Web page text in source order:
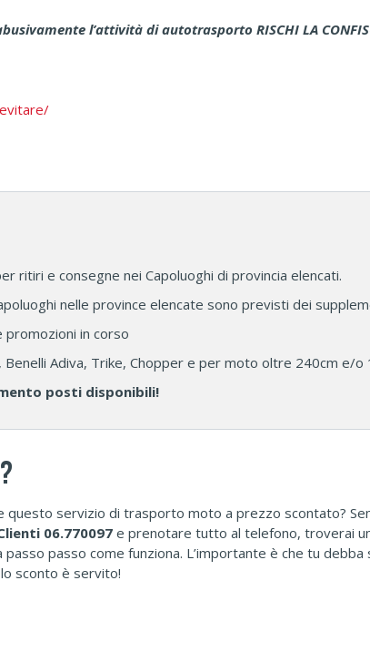
l’attività di autotrasporto RISCHI LA
ritiri e consegne nei Capoluoghi di provincia elencati.
nelle province elencate sono previsti dei
promozioni in corso
Adiva, Trike, Chopper e per moto oltre 240cm e/o
posti disponibili!
servizio di trasporto moto a prezzo scontato?
06.770097 e prenotare tutto al telefono, troverai
passo come funziona. L’importante è che tu debba
sconto è servito!